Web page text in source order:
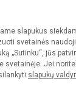
slapukus
svetainės
„Sutinku“, jūs
svetainėje. Jei
slapukų
saugomos.
gimnazijos
paraiška